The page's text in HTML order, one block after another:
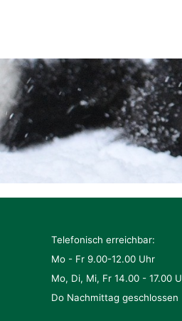
Telefonisch erreichbar:
Mo - Fr 9.00-12.00 Uhr
Mo, Di, Mi, Fr 14.00 - 17.00
Do Nachmittag geschlossen